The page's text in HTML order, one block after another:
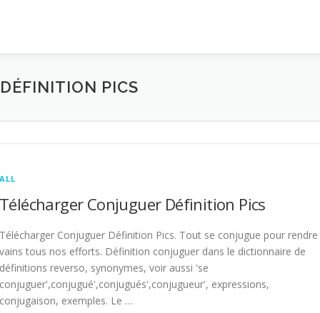
PICS
ALL
Télécharger Conjuguer Définition Pics
Télécharger Conjuguer Définition Pics. Tout se conjugue pour rendre
vains tous nos efforts. Définition conjuguer dans le dictionnaire de
définitions reverso, synonymes, voir aussi 'se
conjuguer',conjugué',conjugués',conjugueur', expressions,
conjugaison, exemples. Le …